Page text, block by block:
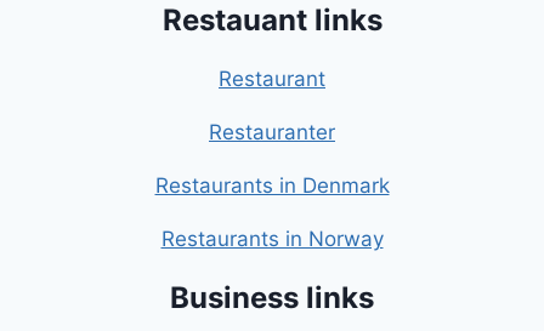
Restauant links
Restaurant
Restauranter
Restaurants in Denmark
Restaurants in Norway
Business links